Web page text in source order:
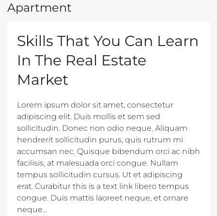
Apartment
Skills That You Can Learn
In The Real Estate
Market
Lorem ipsum dolor sit amet, consectetur
adipiscing elit. Duis mollis et sem sed
sollicitudin. Donec non odio neque. Aliquam
hendrerit sollicitudin purus, quis rutrum mi
accumsan nec. Quisque bibendum orci ac nibh
facilisis, at malesuada orci congue. Nullam
tempus sollicitudin cursus. Ut et adipiscing
erat. Curabitur this is a text link libero tempus
congue. Duis mattis laoreet neque, et ornare
neque...